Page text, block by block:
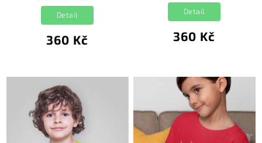
360 Kč
Detail
360 Kč
Detail